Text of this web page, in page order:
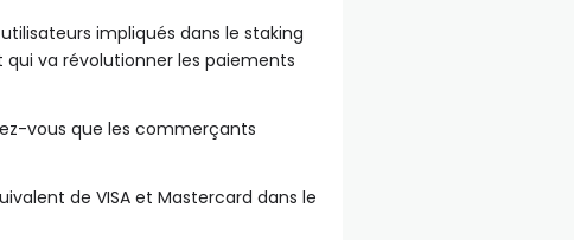
impliqués dans le staking
va révolutionner les paiements
vous que les commerçants
de VISA et Mastercard dans le